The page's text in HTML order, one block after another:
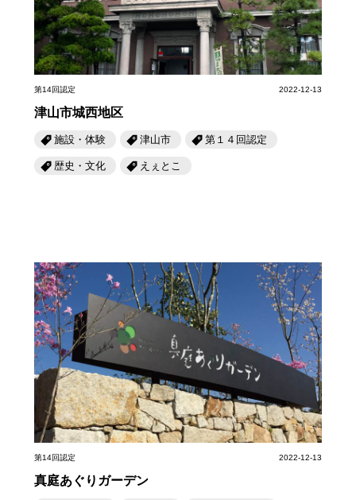
第14回認定 2022-12-13
津山市城西地区
施設・体験 津山市 第１４回認定
歴史・文化 えぇとこ
第14回認定 2022-12-13
真庭あぐりガーデン